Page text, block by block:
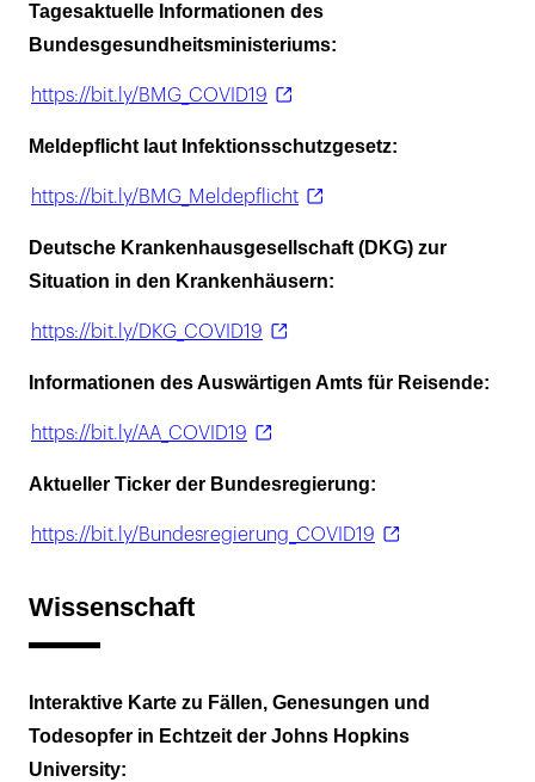
Tagesaktuelle Informationen des
Bundesgesundheitsministeriums:
https://bit.ly/BMG_COVID19
Meldepflicht laut Infektionsschutzgesetz:
https://bit.ly/BMG_Meldepflicht
Deutsche Krankenhausgesellschaft (DKG) zur
Situation in den Krankenhäusern:
https://bit.ly/DKG_COVID19
Informationen des Auswärtigen Amts für Reisende:
https://bit.ly/AA_COVID19
Aktueller Ticker der Bundesregierung:
https://bit.ly/Bundesregierung_COVID19
Wissenschaft
Interaktive Karte zu Fällen, Genesungen und
Todesopfer in Echtzeit der Johns Hopkins
University: